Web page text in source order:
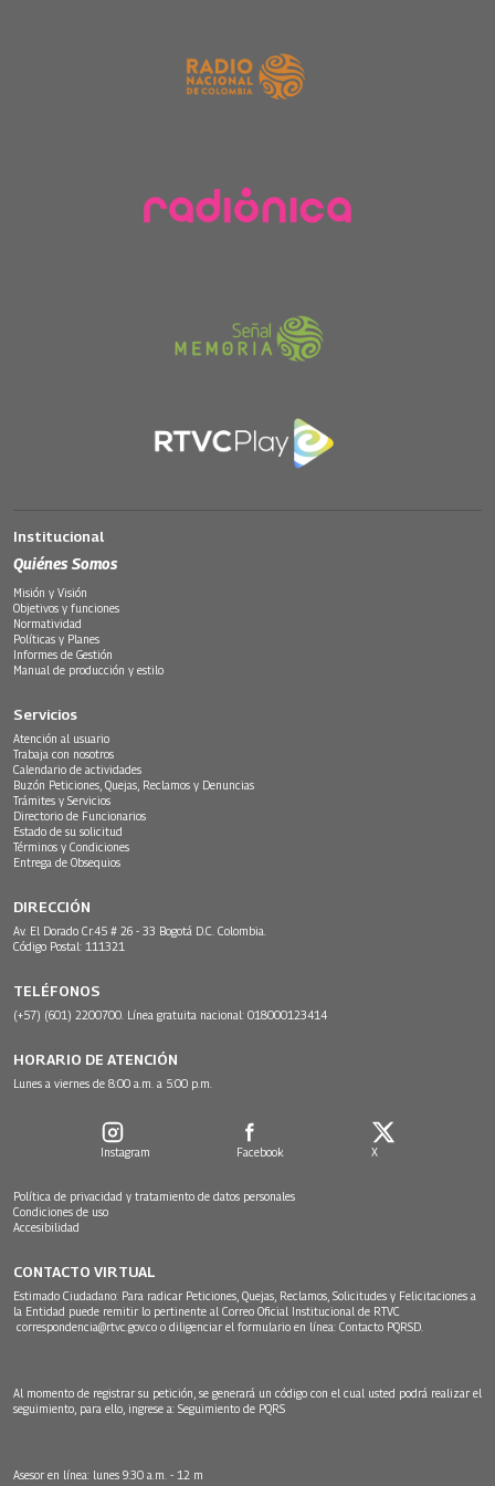
Institucional
Quiénes Somos
Misión y Visión
Objetivos y funciones
Normatividad
Políticas y Planes
Informes de Gestión
Manual de producción y estilo
Servicios
Atención al usuario
Trabaja con nosotros
Calendario de actividades
Buzón Peticiones, Quejas, Reclamos y Denuncias
Trámites y Servicios
Directorio de Funcionarios
Estado de su solicitud
Términos y Condiciones
Entrega de Obsequios
DIRECCIÓN
Av. El Dorado Cr.45 # 26 - 33 Bogotá D.C. Colombia.
Código Postal: 111321
TELÉFONOS
(+57) (601) 2200700. Línea gratuita nacional: 018000123414
HORARIO DE ATENCIÓN
Lunes a viernes de 8:00 a.m. a 5:00 p.m.
Instagram Facebook X
Política de privacidad y tratamiento de datos personales
Condiciones de uso
Accesibilidad
CONTACTO VIRTUAL
Estimado Ciudadano: Para radicar Peticiones, Quejas, Reclamos, Solicitudes y Felicitaciones a
la Entidad puede remitir lo pertinente al Correo Oficial Institucional de RTVC
correspondencia@rtvc.gov.co o diligenciar el formulario en línea: Contacto PQRSD.
Al momento de registrar su petición, se generará un código con el cual usted podrá realizar el
seguimiento, para ello, ingrese a: Seguimiento de PQRS
Asesor en línea: lunes 9:30 a.m. - 12 m